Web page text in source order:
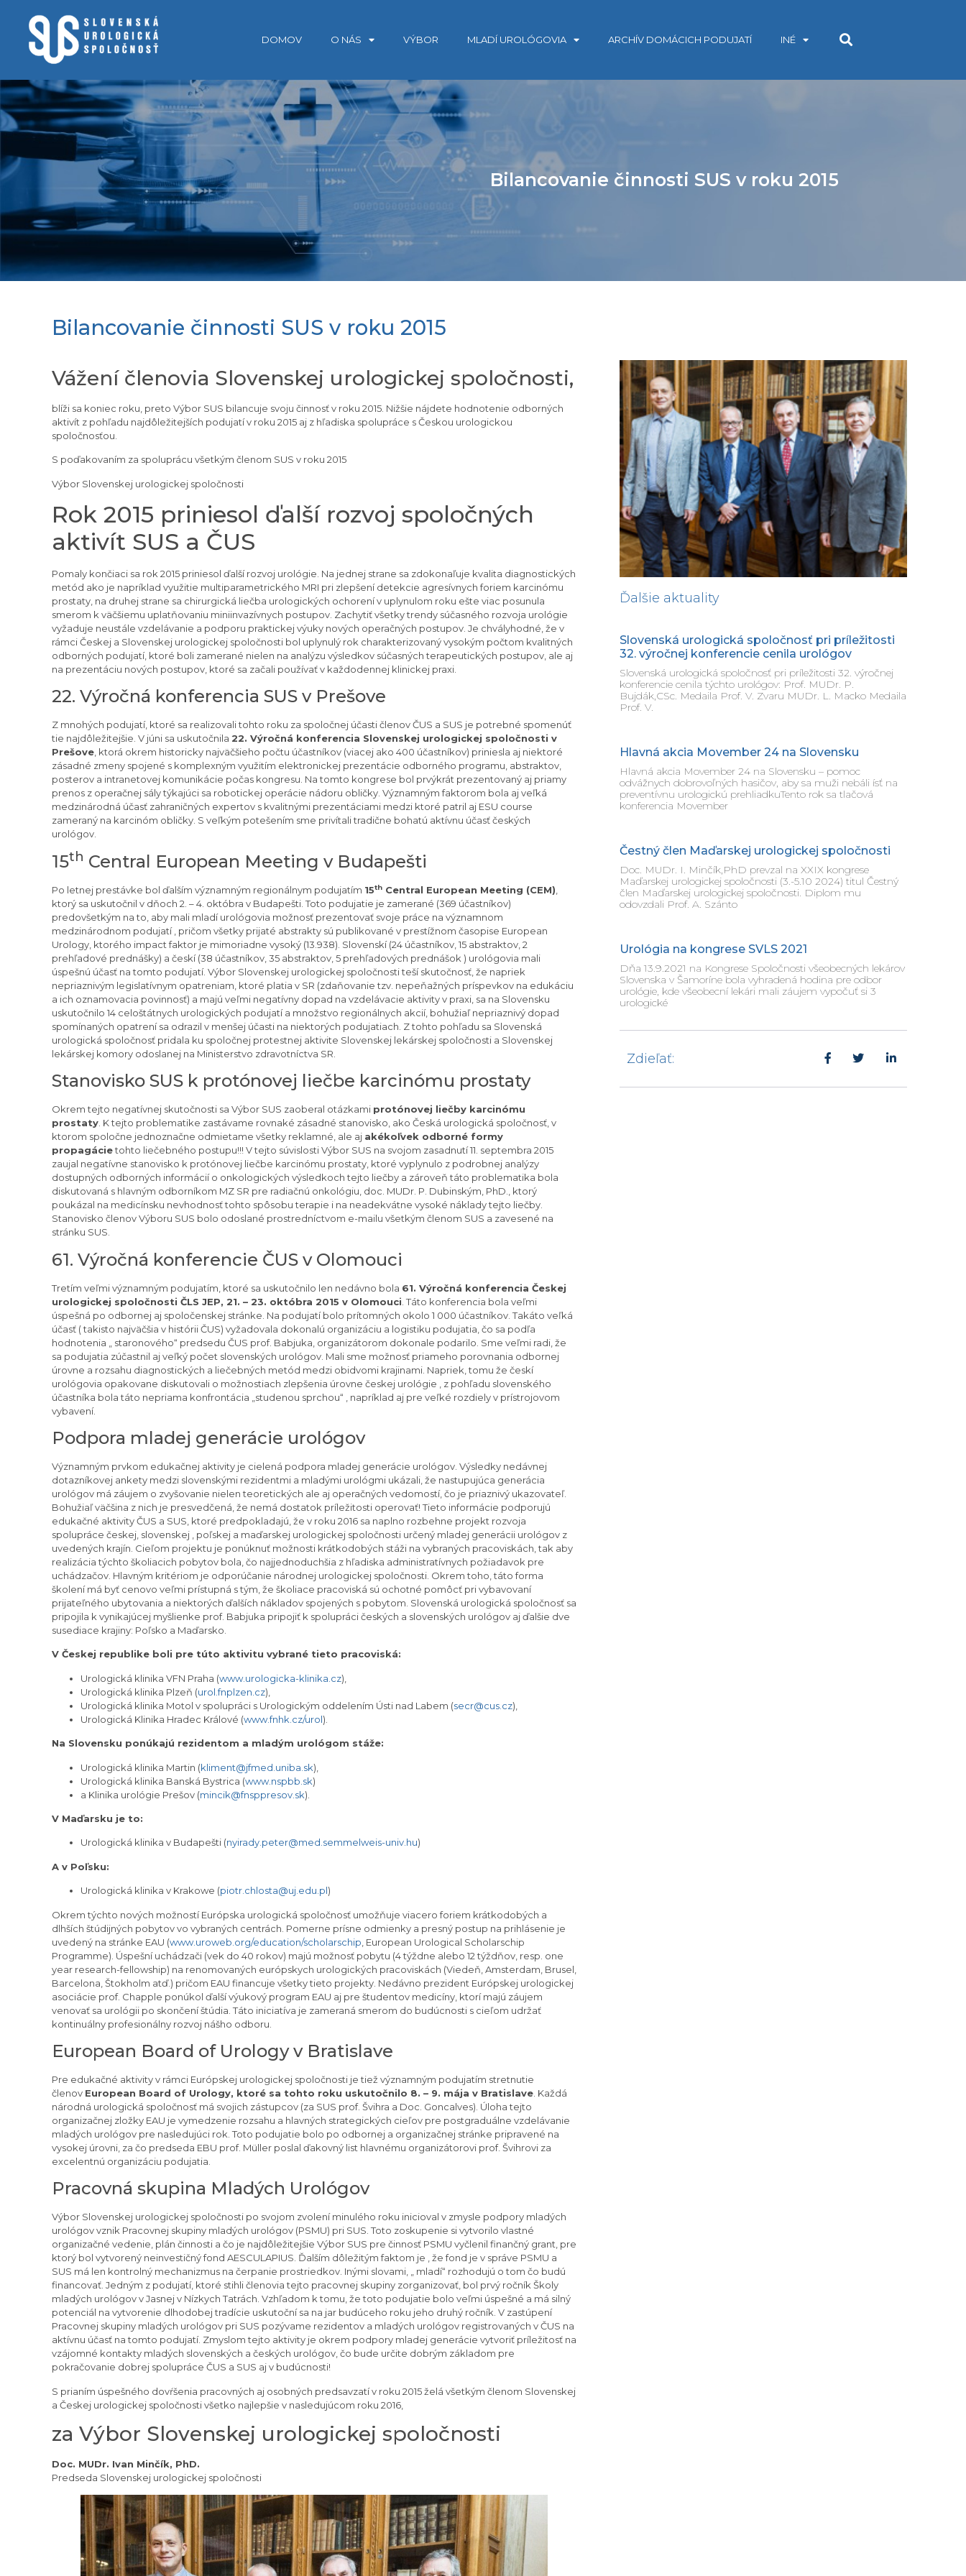
DOMOV O NÁS VÝBOR MLADÍ UROLÓGOVIA ARCHÍV DOMÁCICH PODUJATÍ INÉ
Bilancovanie činnosti SUS v roku 2015
Bilancovanie činnosti SUS v roku 2015
Vážení členovia Slovenskej urologickej spoločnosti,
blíži sa koniec roku, preto Výbor SUS bilancuje svoju činnosť v roku 2015. Nižšie nájdete hodnotenie odborných
aktivít z pohľadu najdôležitejších podujatí v roku 2015 aj z hľadiska spolupráce s Českou urologickou
spoločnosťou.
S poďakovaním za spoluprácu všetkým členom SUS v roku 2015
Výbor Slovenskej urologickej spoločnosti
Rok 2015 priniesol ďalší rozvoj spoločných
aktivít SUS a ČUS
Pomaly končiaci sa rok 2015 priniesol ďalší rozvoj urológie. Na jednej strane sa zdokonaľuje kvalita diagnostických
metód ako je napríklad využitie multiparametrického MRI pri zlepšení detekcie agresívnych foriem karcinómu
prostaty, na druhej strane sa chirurgická liečba urologických ochorení v uplynulom roku ešte viac posunula
smerom k väčšiemu uplatňovaniu miniinvazívnych postupov. Zachytiť všetky trendy súčasného rozvoja urológie
vyžaduje neustále vzdelávanie a podporu praktickej výuky nových operačných postupov. Je chvályhodné, že v
rámci Českej a Slovenskej urologickej spoločnosti bol uplynulý rok charakterizovaný vysokým počtom kvalitných
odborných podujatí, ktoré boli zamerané nielen na analýzu výsledkov súčasných terapeutických postupov, ale aj
na prezentáciu nových postupov, ktoré sa začali používať v každodennej klinickej praxi.
22. Výročná konferencia SUS v Prešove
Z mnohých podujatí, ktoré sa realizovali tohto roku za spoločnej účasti členov ČUS a SUS je potrebné spomenúť
tie najdôležitejšie. V júni sa uskutočnila 22. Výročná konferencia Slovenskej urologickej spoločnosti v
Prešove, ktorá okrem historicky najväčšieho počtu účastníkov (viacej ako 400 účastníkov) priniesla aj niektoré
zásadné zmeny spojené s komplexným využitím elektronickej prezentácie odborného programu, abstraktov,
posterov a intranetovej komunikácie počas kongresu. Na tomto kongrese bol prvýkrát prezentovaný aj priamy
prenos z operačnej sály týkajúci sa robotickej operácie nádoru obličky. Významným faktorom bola aj veľká
medzinárodná účasť zahraničných expertov s kvalitnými prezentáciami medzi ktoré patril aj ESU course
zameraný na karcinóm obličky. S veľkým potešením sme privítali tradične bohatú aktívnu účasť českých
urológov.
15th Central European Meeting v Budapešti
Po letnej prestávke bol ďalším významným regionálnym podujatím 15th Central European Meeting (CEM)
ktorý sa uskutočnil v dňoch 2. – 4. októbra v Budapešti. Toto podujatie je zamerané (369 účastníkov)
predovšetkým na to, aby mali mladí urológovia možnosť prezentovať svoje práce na významnom
medzinárodnom podujatí , pričom všetky prijaté abstrakty sú publikované v prestížnom časopise European
Urology, ktorého impact faktor je mimoriadne vysoký (13.938). Slovenskí (24 účastníkov, 15 abstraktov, 2
prehľadové prednášky) a českí (38 účastníkov, 35 abstraktov, 5 prehľadových prednášok ) urológovia mali
úspešnú účasť na tomto podujatí. Výbor Slovenskej urologickej spoločnosti teší skutočnosť, že napriek
nepriaznivým legislatívnym opatreniam, ktoré platia v SR (zdaňovanie tzv. nepeňažných príspevkov na edukáciu
a ich oznamovacia povinnosť) a majú veľmi negatívny dopad na vzdelávacie aktivity v praxi, sa na Slovensku
uskutočnilo 14 celoštátnych urologických podujatí a množstvo regionálnych akcií, bohužiaľ nepriaznivý dopad
spomínaných opatrení sa odrazil v menšej účasti na niektorých podujatiach. Z tohto pohľadu sa Slovenská
urologická spoločnosť pridala ku spoločnej protestnej aktivite Slovenskej lekárskej spoločnosti a Slovenskej
lekárskej komory odoslanej na Ministerstvo zdravotníctva SR.
Stanovisko SUS k protónovej liečbe karcinómu prostaty
Okrem tejto negatívnej skutočnosti sa Výbor SUS zaoberal otázkami protónovej liečby karcinómu
prostaty. K tejto problematike zastávame rovnaké zásadné stanovisko, ako Česká urologická spoločnosť, v
ktorom spoločne jednoznačne odmietame všetky reklamné, ale aj akékoľvek odborné formy
propagácietohto liečebného postupu!!! V tejto súvislosti Výbor SUS na svojom zasadnutí 11. septembra 2015
zaujal negatívne stanovisko k protónovej liečbe karcinómu prostaty, ktoré vyplynulo z podrobnej analýzy
dostupných odborných informácií o onkologických výsledkoch tejto liečby a zároveň táto problematika bola
diskutovaná s hlavným odborníkom MZ SR pre radiačnú onkológiu, doc. MUDr. P. Dubinským, PhD., ktorý
poukázal na medicínsku nevhodnosť tohto spôsobu terapie i na neadekvátne vysoké náklady tejto liečby.
Stanovisko členov Výboru SUS bolo odoslané prostredníctvom e-mailu všetkým členom SUS a zavesené na
stránku SUS.
61. Výročná konferencie ČUS v Olomouci
Tretím veľmi významným podujatím, ktoré sa uskutočnilo len nedávno bola 61. Výročná konferencia Českej
urologickej spoločnosti ČLS JEP, 21. – 23. októbra 2015 v Olomouci . Táto konferencia bola veľmi
úspešná po odbornej aj spoločenskej stránke. Na podujatí bolo prítomných okolo 1 000 účastníkov. Takáto veľká
účasť ( takisto najväčšia v histórii ČUS) vyžadovala dokonalú organizáciu a logistiku podujatia, čo sa podľa
hodnotenia „ staronového“ predsedu ČUS prof. Babjuka, organizátorom dokonale podarilo. Sme veľmi radi, že
sa podujatia zúčastnil aj veľký počet slovenských urológov. Mali sme možnosť priameho porovnania odbornej
úrovne a rozsahu diagnostických a liečebných metód medzi obidvomi krajinami. Napriek, tomu že českí
urológovia opakovane diskutovali o možnostiach zlepšenia úrovne českej urológie , z pohľadu slovenského
účastníka bola táto nepriama konfrontácia „studenou sprchou“ , napríklad aj pre veľké rozdiely v prístrojovom
vybavení.
Podpora mladej generácie urológov
Významným prvkom edukačnej aktivity je cielená podpora mladej generácie urológov. Výsledky nedávnej
dotazníkovej ankety medzi slovenskými rezidentmi a mladými urológmi ukázali, že nastupujúca generácia
urológov má záujem o zvyšovanie nielen teoretických ale aj operačných vedomostí, čo je priaznivý ukazovateľ.
Bohužiaľ väčšina z nich je presvedčená, že nemá dostatok príležitosti operovať! Tieto informácie podporujú
edukačné aktivity ČUS a SUS, ktoré predpokladajú, že v roku 2016 sa naplno rozbehne projekt rozvoja
spolupráce českej, slovenskej , poľskej a maďarskej urologickej spoločnosti určený mladej generácii urológov z
uvedených krajín. Cieľom projektu je ponúknuť možnosti krátkodobých stáži na vybraných pracoviskách, tak aby
realizácia týchto školiacich pobytov bola, čo najjednoduchšia z hľadiska administratívnych požiadavok pre
uchádzačov. Hlavným kritériom je odporúčanie národnej urologickej spoločnosti. Okrem toho, táto forma
školení má byť cenovo veľmi prístupná s tým, že školiace pracoviská sú ochotné pomôcť pri vybavovaní
prijateľného ubytovania a niektorých ďalších nákladov spojených s pobytom. Slovenská urologická spoločnosť sa
pripojila k vynikajúcej myšlienke prof. Babjuka pripojiť k spolupráci českých a slovenských urológov aj ďalšie dve
susediace krajiny: Poľsko a Maďarsko.
V Českej republike boli pre túto aktivitu vybrané tieto pracoviská:
Urologická klinika VFN Praha (www.urologicka-klinika.cz),
Urologická klinika Plzeň (urol.fnplzen.cz),
Urologická klinika Motol v spolupráci s Urologickým oddelením Ústi nad Labem (secr@cus.cz),
Urologická Klinika Hradec Králové (www.fnhk.cz/urol).
Na Slovensku ponúkajú rezidentom a mladým urológom stáže:
Urologická klinika Martin (kliment@jfmed.uniba.sk),
Urologická klinika Banská Bystrica (www.nspbb.sk)
a Klinika urológie Prešov (mincik@fnsppresov.sk).
V Maďarsku je to:
Urologická klinika v Budapešti (nyirady.peter@med.semmelweis-univ.hu)
A v Poľsku:
Urologická klinika v Krakowe (piotr.chlosta@uj.edu.pl)
Okrem týchto nových možností Európska urologická spoločnosť umožňuje viacero foriem krátkodobých a
dlhších štúdijných pobytov vo vybraných centrách. Pomerne prísne odmienky a presný postup na prihlásenie je
uvedený na stránke EAU (www.uroweb.org/education/scholarschip , European Urological Scholarschip
Programme). Úspešní uchádzači (vek do 40 rokov) majú možnosť pobytu (4 týždne alebo 12 týždňov, resp. one
year research-fellowship) na renomovaných európskych urologických pracoviskách (Viedeň, Amsterdam, Brusel,
Barcelona, Štokholm atď.) pričom EAU financuje všetky tieto projekty. Nedávno prezident Európskej urologickej
asociácie prof. Chapple ponúkol ďalší výukový program EAU aj pre študentov medicíny, ktorí majú záujem
venovať sa urológii po skončení štúdia. Táto iniciatíva je zameraná smerom do budúcnosti s cieľom udržať
kontinuálny profesionálny rozvoj nášho odboru.
European Board of Urology v Bratislave
Pre edukačné aktivity v rámci Európskej urologickej spoločnosti je tiež významným podujatím stretnutie
členov European Board of Urology, ktoré sa tohto roku uskutočnilo 8. – 9. mája v Bratislave . Každá
národná urologická spoločnosť má svojich zástupcov (za SUS prof. Švihra a Doc. Goncalves). Úloha tejto
organizačnej zložky EAU je vymedzenie rozsahu a hlavných strategických cieľov pre postgraduálne vzdelávanie
mladých urológov pre nasledujúci rok. Toto podujatie bolo po odbornej a organizačnej stránke pripravené na
vysokej úrovni, za čo predseda EBU prof. Müller poslal ďakovný list hlavnému organizátorovi prof. Švihrovi za
excelentnú organizáciu podujatia.
Pracovná skupina Mladých Urológov
Výbor Slovenskej urologickej spoločnosti po svojom zvolení minulého roku inicioval v zmysle podpory mladých
urológov vznik Pracovnej skupiny mladých urológov (PSMU) pri SUS. Toto zoskupenie si vytvorilo vlastné
organizačné vedenie, plán činnosti a čo je najdôležitejšie Výbor SUS pre činnosť PSMU vyčlenil finančný grant, pre
ktorý bol vytvorený neinvestičný fond AESCULAPIUS. Ďalším dôležitým faktom je , že fond je v správe PSMU a
SUS má len kontrolný mechanizmus na čerpanie prostriedkov. Inými slovami, „ mladí“ rozhodujú o tom čo budú
financovať. Jedným z podujatí, ktoré stihli členovia tejto pracovnej skupiny zorganizovať, bol prvý ročník Školy
mladých urológov v Jasnej v Nízkych Tatrách. Vzhľadom k tomu, že toto podujatie bolo veľmi úspešné a má silný
potenciál na vytvorenie dlhodobej tradície uskutoční sa na jar budúceho roku jeho druhý ročník. V zastúpení
Pracovnej skupiny mladých urológov pri SUS pozývame rezidentov a mladých urológov registrovaných v ČUS na
aktívnu účasť na tomto podujatí. Zmyslom tejto aktivity je okrem podpory mladej generácie vytvoriť príležitosť na
vzájomné kontakty mladých slovenských a českých urológov, čo bude určite dobrým základom pre
pokračovanie dobrej spolupráce ČUS a SUS aj v budúcnosti!
S prianím úspešného dovŕšenia pracovných aj osobných predsavzatí v roku 2015 želá všetkým členom Slovenskej
a Českej urologickej spoločnosti všetko najlepšie v nasledujúcom roku 2016,
za Výbor Slovenskej urologickej spoločnosti
Doc. MUDr. Ivan Minčík, PhD.
Predseda Slovenskej urologickej spoločnosti
Ďalšie aktuality
Slovenská urologická spoločnosť pri príležitosti
32. výročnej konferencie cenila urológov
Slovenská urologická spoločnosť pri príležitosti 32. výročnej
konferencie cenila týchto urológov: Prof. MUDr. P.
Bujdák,CSc. Medaila Prof. V. Zvaru MUDr. L. Macko Medaila
Prof. V.
Hlavná akcia Movember 24 na Slovensku
Hlavná akcia Movember 24 na Slovensku – pomoc
odvážnych dobrovoľných hasičov, aby sa muži nebáli ísť na
preventívnu urologickú prehliadkuTento rok sa tlačová
konferencia Movember
Čestný člen Maďarskej urologickej spoločnosti
Doc. MUDr. I. Minčík,PhD prevzal na XXIX kongrese
Maďarskej urologickej spoločnosti (3.-5.10 2024) titul Čestný
člen Maďarskej urologickej spoločnosti. Diplom mu
odovzdali Prof. A. Szánto
Urológia na kongrese SVLS 2021
Dňa 13.9.2021 na Kongrese Spoločnosti všeobecných lekárov
Slovenska v Šamoríne bola vyhradená hodina pre odbor
urológie, kde všeobecní lekári mali záujem vypočuť si 3
urologické
Zdieľať: